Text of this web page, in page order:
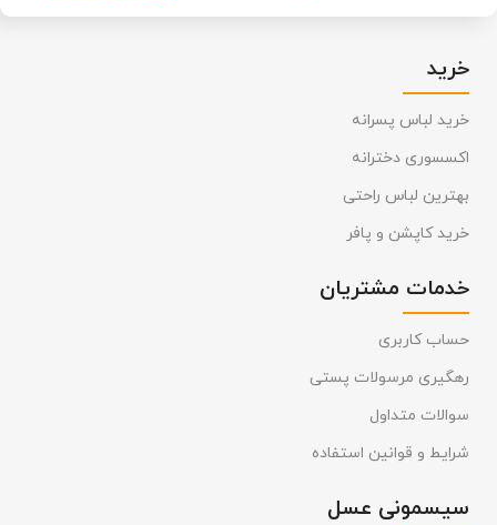
خرید
خرید لباس پسرانه
اکسسوری دخترانه
بهترین لباس راحتی
خرید کاپشن و پافر
خدمات مشتریان
حساب کاربری
رهگیری مرسولات پستی
سوالات متداول
شرایط و قوانین استفاده
سیسمونی عسل